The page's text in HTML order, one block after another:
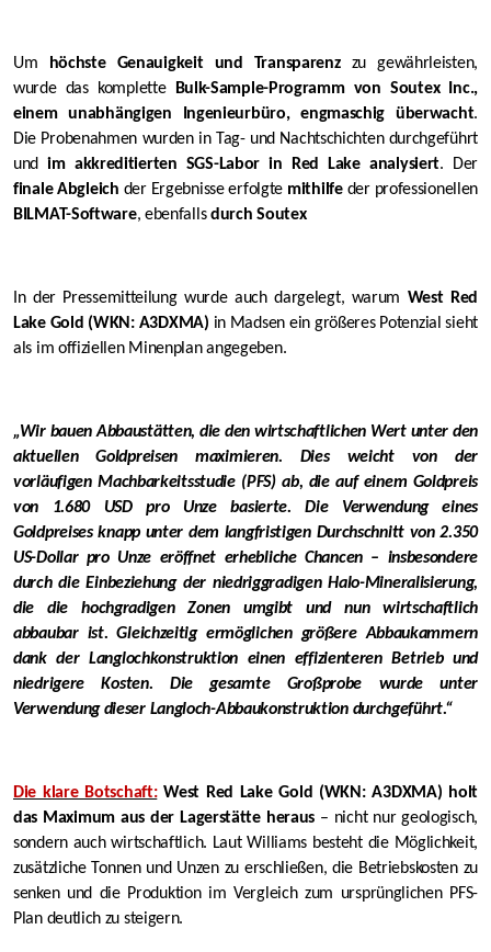
Um höchste Genauigkeit und Transparenzzu gewährleisten,
wurde das komplette
Bulk-Sample-Programm von Soutex Inc.,
einem unabhängigen Ingenieurbüro, engmaschig überwacht.
Die Probenahmen wurden in Tag- und Nachtschichten durchgeführt
undim akkreditierten SGS-Labor in Red Lake analysiert. Der
finale Abgleich der Ergebnisse erfolgte mithilfeder professionellen
BILMAT-Software, ebenfallsdurch Soutex
In der Pressemitteilung wurde auch dargelegt, warum West Red
Lake Gold (WKN: A3DXMA) in Madsen ein größeres Potenzial sieht
als im offiziellen Minenplan angegeben.
„Wir bauen Abbaustätten, die den wirtschaftlichen Wert unter den
aktuellen Goldpreisen maximieren. Dies weicht von der
vorläufigen Machbarkeitsstudie (PFS) ab, die auf einem Goldpreis
von 1.680 USD pro Unze basierte. Die Verwendung eines
Goldpreises knapp unter dem langfristigen Durchschnitt von 2.350
US-Dollar pro Unze eröffnet erhebliche Chancen – insbesondere
durch die Einbeziehung der niedriggradigen Halo-Mineralisierung,
die die hochgradigen Zonen umgibt und nun wirtschaftlich
abbaubar ist. Gleichzeitig ermöglichen größere Abbaukammern
dank der Langlochkonstruktion einen effizienteren Betrieb und
niedrigere Kosten. Die gesamte Großprobe wurde unter
Verwendung dieser Langloch-Abbaukonstruktion durchgeführt.“
Die klare Botschaft: West Red Lake Gold (WKN: A3DXMA) holt
das Maximum aus der Lagerstätte heraus – nicht nur geologisch,
sondern auch wirtschaftlich. Laut Williams besteht die Möglichkeit,
zusätzliche Tonnen und Unzen zu erschließen, die Betriebskosten zu
senken und die Produktion im Vergleich zum ursprünglichen PFS-
Plan deutlich zu steigern.